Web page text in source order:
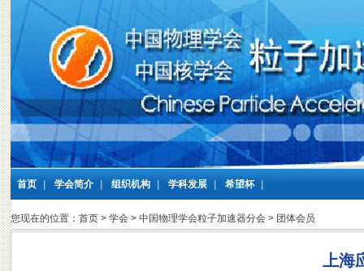
首页 学会简介 组织机构 学科发展 希望杯
您现在的位置： 首页> 学会> 中国物理学会粒子加速器分会> 团体会员
上海